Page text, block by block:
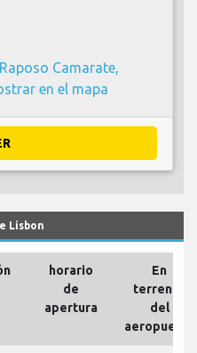
Camarate,
en el mapa
Lisbon
horario
de
apertura
En
terrenos
del
aeropuerto